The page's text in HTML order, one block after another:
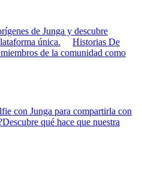
de Junga y descubre
única.
Historias De
de la comunidad como
con Junga para compartirla con
Descubre qué hace que nuestra